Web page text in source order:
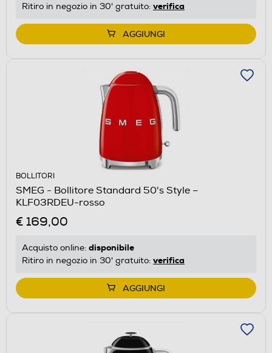
Ritiro in negozio in 30' gratuito: verifica
AGGIUNGI
BOLLITORI
SMEG - Bollitore Standard 50's Style –
KLF03RDEU-rosso
€ 169,00
Acquisto online: disponibile
Ritiro in negozio in 30' gratuito: verifica
AGGIUNGI